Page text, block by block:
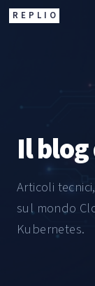
REPLIO
Il
Articoli
sul mondo
Kubernetes.